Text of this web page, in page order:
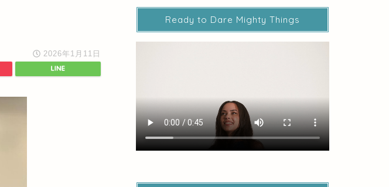
2026年1月11日
Ready to Dare Mighty Things